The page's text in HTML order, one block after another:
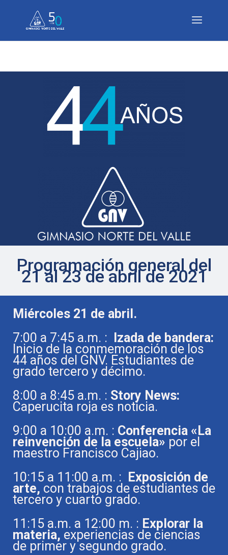
Programación general del
21 al 23 de abril de 2021
Miércoles 21 de abril.
7:00 a 7:45 a.m. :
Izada de bandera:
Inicio de la conmemoración de los
44 años del GNV. Estudiantes de
grado tercero y décimo.
8:00 a 8:45 a.m. : Story News:
Caperucita roja es noticia.
9:00 a 10:00 a.m. : Conferencia «La
reinvención de la escuela» por el
maestro Francisco Cajiao.
10:15 a 11:00 a.m. :
Exposición de
arte, con trabajos de estudiantes de
tercero y cuarto grado.
11:15 a.m. a 12:00 m. : Explorar la
materia, experiencias de ciencias
de primer y segundo grado.